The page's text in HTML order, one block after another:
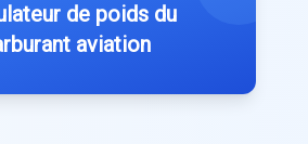
de poids du
aviation